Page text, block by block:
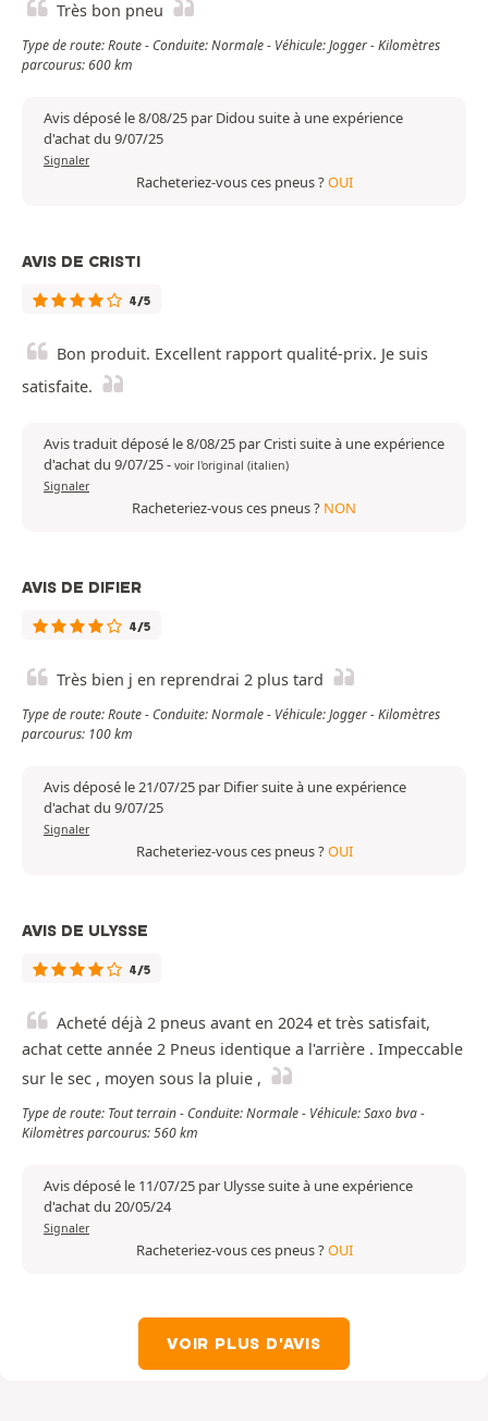
Très bon pneu
Type de route: Route - Conduite: Normale - Véhicule: Jogger - Kilomètres
parcourus: 600 km
Avis déposé le 8/08/25 par Didou suite à une expérience
d'achat du 9/07/25
Signaler
Racheteriez-vous ces pneus ?OUI
AVIS DE CRISTI
4/5
Bon produit. Excellent rapport qualité-prix. Je suis
satisfaite.
Avis traduit déposé le 8/08/25 par Cristi suite à une expérience
d'achat du 9/07/25- voir l'original (italien)
Signaler
Racheteriez-vous ces pneus ? NON
AVIS DE DIFIER
4/5
Très bien j en reprendrai 2 plus tard
Type de route: Route - Conduite: Normale - Véhicule: Jogger - Kilomètres
parcourus: 100 km
Avis déposé le 21/07/25 par Difier suite à une expérience
d'achat du 9/07/25
Signaler
Racheteriez-vous ces pneus ?OUI
AVIS DE ULYSSE
4/5
Acheté déjà 2 pneus avant en 2024 et très satisfait,
achat cette année 2 Pneus identique a l'arrière . Impeccable
sur le sec , moyen sous la pluie ,
Type de route: Tout terrain - Conduite: Normale - Véhicule: Saxo bva -
Kilomètres parcourus: 560 km
Avis déposé le 11/07/25 par Ulysse suite à une expérience
d'achat du 20/05/24
Signaler
Racheteriez-vous ces pneus ?OUI
VOIR PLUS D'AVIS